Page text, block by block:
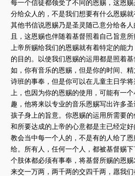
每一个信徒都领受了不同的恩赐，这恩
分给众人的，不是我们想要有什么恩赐
其他书信说恩赐乃是圣灵随己意分给各
且，这恩赐也伴随着基督照着自己旨意
上帝所赐给我们的恩赐就有着特定的能
的目的。以使我们恩赐的运用都是照着
如，你有音乐的恩赐，但是你的时间、
诗班的事奉，但是你可以在儿童主日学
上，也因为你的恩赐的使用，可能有一
趣，他将来以专业的音乐恩赐写出许多
孩子身上的旨意。你恩赐的运用所需要的
和所要达成的上帝的心意都是主已经定
教会当中每一个人的，不是有的人给了
给。所有人，任何一个人，都被基督赐
个肢体都必须有事奉，将基督所赐的恩
来交一万两，两千两的交四千两，愿我